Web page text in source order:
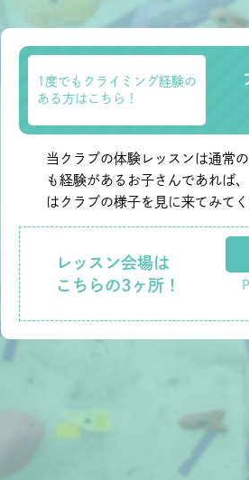
1度でもクライミング経験の
ある方はこちら！
当クラブの体験レッスンは通常
も経験があるお子さんであれば
はクラブの様子を見に来てみてく
レッスン会場は
こちらの3ヶ所！